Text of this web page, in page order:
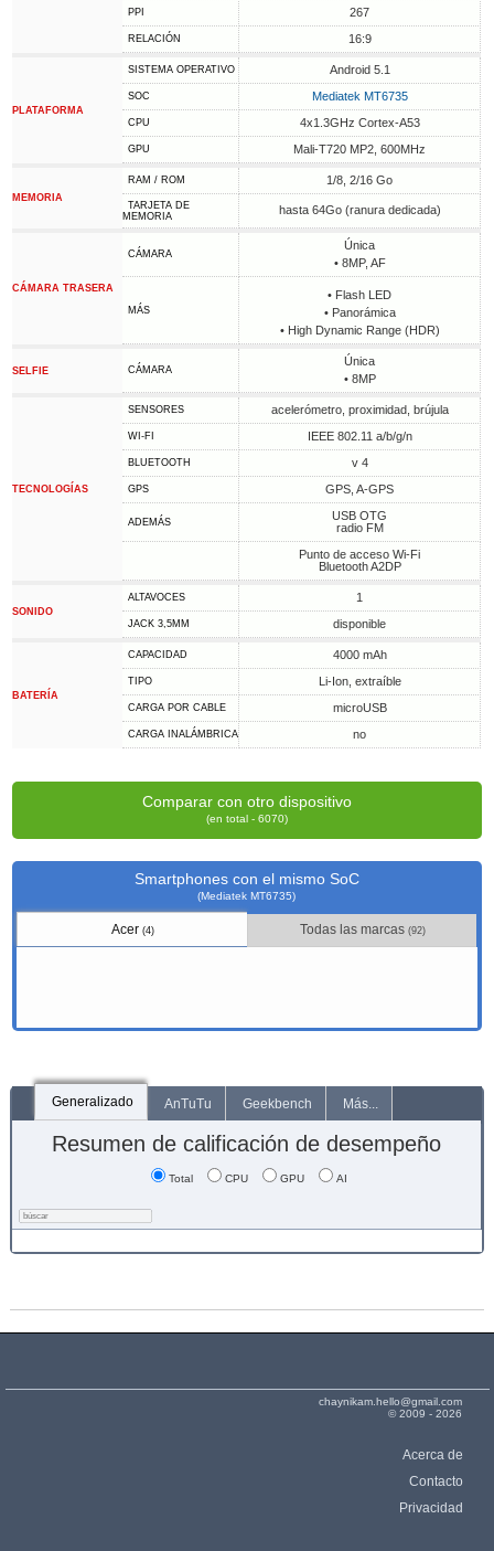
PPI 267
RELACIÓN 16:9
PLATAFORMA
SISTEMA OPERATIVO Android 5.1
SOC Mediatek MT6735
CPU 4x1.3GHz Cortex-A53
GPU Mali-T720 MP2, 600MHz
MEMORIA
RAM / ROM 1/8, 2/16 Go
TARJETA DE
MEMORIA
hasta 64Go (ranura dedicada)
CÁMARA TRASERA
CÁMARA
Única
• 8MP, AF
MÁS
• Flash LED
• Panorámica
• High Dynamic Range (HDR)
SELFIE CÁMARA
Única
• 8MP
TECNOLOGÍAS
SENSORES acelerómetro, proximidad, brújula
WI-FI IEEE 802.11 a/b/g/n
BLUETOOTH v 4
GPS GPS, A-GPS
ADEMÁS
USB OTG
radio FM
Punto de acceso Wi-Fi
Bluetooth A2DP
SONIDO
ALTAVOCES 1
JACK 3,5MM disponible
BATERÍA
CAPACIDAD 4000 mAh
TIPO Li-Ion, extraíble
CARGA POR CABLE microUSB
CARGA INALÁMBRICA no
Comparar con otro dispositivo
(en total - 6070)
Smartphones con el mismo SoC
(Mediatek MT6735)
Acer (4) Todas las marcas (92)
Generalizado AnTuTu Geekbench Más...
Resumen de calificación de desempeño
Total CPU GPU AI
chaynikam.hello@gmail.com
© 2009 - 2026
Acerca de
Contacto
Privacidad